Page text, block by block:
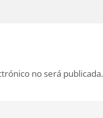
no será publicada.